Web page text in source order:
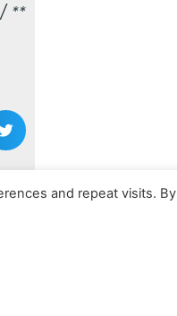
**
and repeat visits. By